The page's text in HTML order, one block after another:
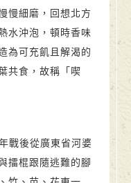
慢細磨，回想北方
水沖泡，頓時香味
為可充飢且解渴的
共食，故稱「喫
戰後從廣東省河婆
擂棍跟隨逃難的腳